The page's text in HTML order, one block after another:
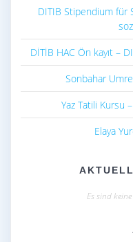
DITIB Stipendium für
DİTİB HAC Ön kayıt –
Sonbahar
Yaz Tatili Kursu
Elaya
Es sind